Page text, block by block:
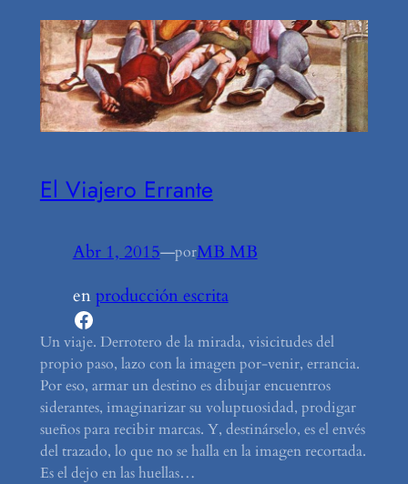
El Viajero Errante
Abr 1, 2015—porMB MB
enproducción escrita
Facebook
Un viaje. Derrotero de la mirada, visicitudes del
propio paso, lazo con la imagen por-venir, errancia.
Por eso, armar un destino es dibujar encuentros
siderantes, imaginarizar su voluptuosidad, prodigar
sueños para recibir marcas. Y, destinárselo, es el envés
del trazado, lo que no se halla en la imagen recortada.
Es el dejo en las huellas…